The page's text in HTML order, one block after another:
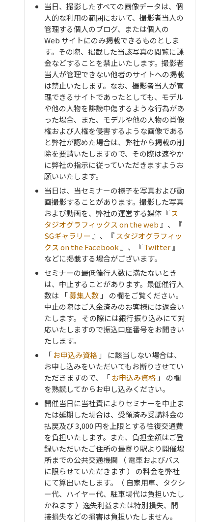
当日、撮影したすべての画像データは、個
人的な利用の範囲において、撮影者当人の
管理する個人のブログ、または個人の
Web サイトにのみ掲載できるものとしま
す。その際、掲載した当該写真の閲覧に課
金などすることを禁止いたします。撮影者
当人が管理できない他者のサイトへの掲載
は禁止いたします。なお、撮影者当人が管
理できるサイトであったとしても、モデル
や他の人物を誹謗中傷するような行為があ
った場合、また、モデルや他の人物の肖像
権および人権を侵害するような画像である
と弊社が認めた場合は、弊社から掲載の削
除を要請いたしますので、その際は速やか
に弊社の指示に従っていただきますようお
願いいたします。
当日は、当セミナーの様子を写真および動
画撮影することがあります。撮影した写真
および動画を、弊社の運営する媒体『 ス
タジオグラフィックス on the web 』、『
SGギャラリー 』、『 スタジオグラフィッ
クス on the Facebook 』、『Twitter 』
などに掲載する場合がございます。
セミナーの最低催行人数に満たないとき
は、中止することがあります。最低催行人
数は 「募集人数 」 の欄をご覧ください。
中止の際はご入金済みのお客様には返金い
たします。 その際には銀行振り込みにて対
応いたしますので振込口座番号をお聞きい
たします。
「 お申込み資格 」 に該当しない場合は、
お申し込みをいただいてもお断りさせてい
ただきますので、「 お申込み資格 」 の欄
を熟読してからお申し込みください。
開催当日に当社責によりセミナーを中止ま
たは延期した場合は、受領済み受講料金の
払戻及び 3,000 円を上限とする往復交通費
を負担いたします。また、負担金額はご登
録いただいたご住所の最寄り駅より開催場
所までの公共交通機関 （ 電車およびバス
に限らせていただきます ） の料金を弊社
にて算出いたします。（ 自家用車、タクシ
ー代、ハイヤー代、駐車場代は負担いたし
かねます ）逸失利益または特別損失、間
接損失などの損害は負担いたしません。